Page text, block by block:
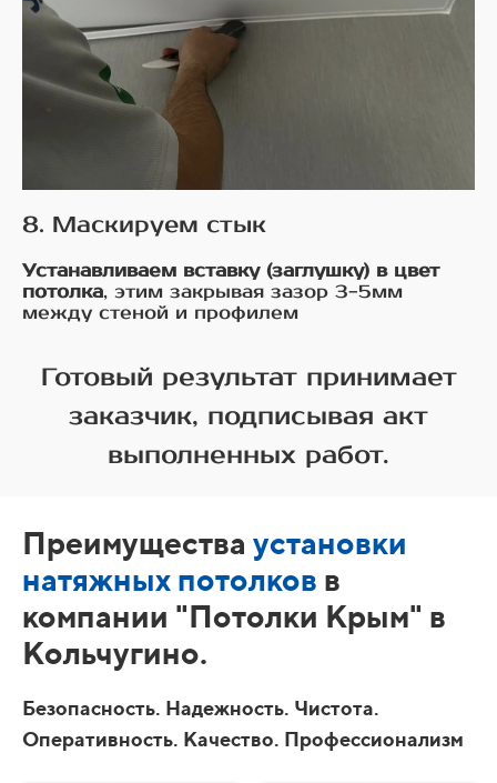
8. Маскируем стык
Устанавливаем вставку (заглушку) в цвет
потолка, этим закрывая зазор 3-5мм
между стеной и профилем
Готовый результат принимает
заказчик, подписывая акт
выполненных работ.
Преимущества установки
натяжных потолков в
компании "Потолки Крым" в
Кольчугино.
Безопасность. Надежность. Чистота.
Оперативность. Качество. Профессионализм